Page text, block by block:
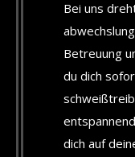
Bei uns
Betreuung
du dich
dich auf